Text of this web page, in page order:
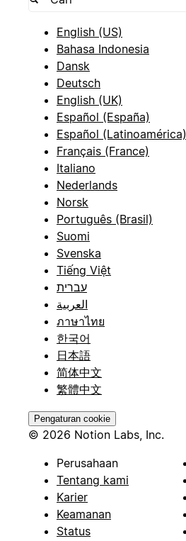
English (US)
Bahasa Indonesia
Dansk
Deutsch
English (UK)
Español (España)
Español (Latinoamérica)
Français (France)
Italiano
Nederlands
Norsk
Português (Brasil)
Suomi
Svenska
Tiếng Việt
עברית
العربية
ภาษาไทย
한국어
日本語
简体中文
繁體中文
Pengaturan cookie
© 2026 Notion Labs, Inc.
Perusahaan
Tentang kami
Karier
Keamanan
Status